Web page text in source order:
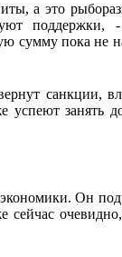
а это
поддержки,
сумму пока не
санкции,
занять
Он
сейчас